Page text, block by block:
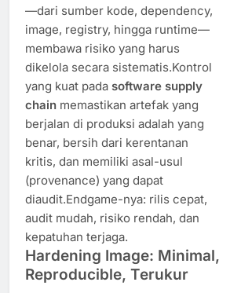
—dari sumber kode, dependency,
image, registry, hingga runtime—
membawa risiko yang harus
dikelola secara sistematis.Kontrol
yang kuat pada software supply
chain memastikan artefak yang
berjalan di produksi adalah yang
benar, bersih dari kerentanan
kritis, dan memiliki asal-usul
(provenance) yang dapat
diaudit.Endgame-nya: rilis cepat,
audit mudah, risiko rendah, dan
kepatuhan terjaga.
Hardening Image: Minimal,
Reproducible, Terukur